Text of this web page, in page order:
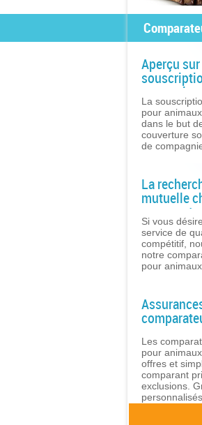
Aperçu
pour
La
pour
dans le but
couverture
de
La
mutuelle
comparateur
Si vous
service de
compétitif,
notre
pour
Les
pour
offres et
comparant
exclusions.